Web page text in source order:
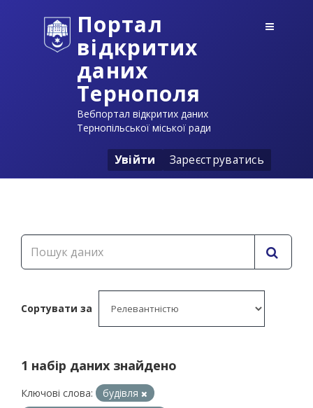
Портал
відкритих
даних
Тернополя
Вебпортал відкритих даних
Тернопільської міської ради
Увійти Зареєструватись
Сортувати за
1 набір даних знайдено
Ключові слова:
будівля